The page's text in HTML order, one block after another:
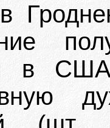
в